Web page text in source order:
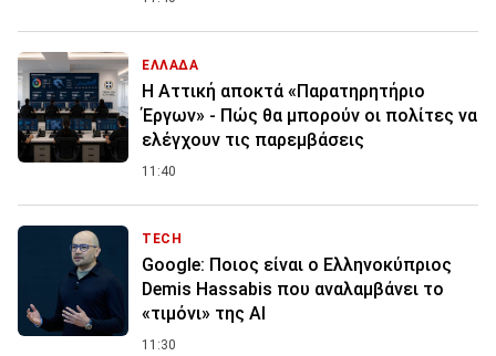
ΕΛΛΑΔΑ
Η Αττική αποκτά «Παρατηρητήριο
Έργων» - Πώς θα μπορούν οι πολίτες να
ελέγχουν τις παρεμβάσεις
11:40
TECH
Google: Ποιος είναι ο Ελληνοκύπριος
Demis Hassabis που αναλαμβάνει το
«τιμόνι» της ΑΙ
11:30